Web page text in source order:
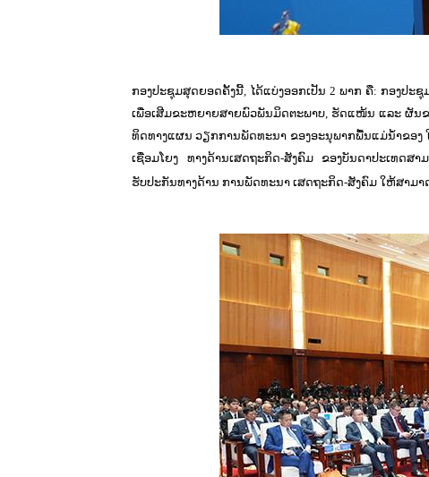
ກອງປະຊຸມສຸດຍອດຄັ້ງນີ້, ໄດ້ແບ່ງອອກເປັນ 2 ພາກ ຄື: ກອງປະຊຸມ
ເພື່ອເສີມຂະຫຍາຍສາຍພົວພັນມິດຕະພາບ, ຮັດແໜ້ນ ແລະ ຜັນ
ທິດທາງແຜນ ວຽກການພັດທະນາ ຂອງອະນຸພາກພື້ນແມ່ນໍ້າຂອ
ເຊື່ອມໂຍງ ທາງດ້ານເສດຖະກິດ-ສັງຄົມ ຂອງບັນດາປະເທດ
ຮັບປະກັນທາງດ້ານ ການພັດທະນາ ເສດຖະກິດ-ສັງຄົມ ໃຫ້ສາມ